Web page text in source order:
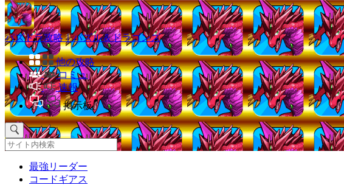
パズドラ攻略｜パズル＆ドラゴンズ
他の攻略
コミュ
速報
掲示板
最強リーダー
コードギアス